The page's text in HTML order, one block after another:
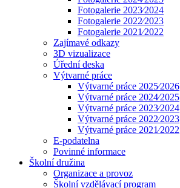
Fotogalerie 2023⁄2024
Fotogalerie 2022⁄2023
Fotogalerie 2021⁄2022
Zajímavé odkazy
3D vizualizace
Úřední deska
Výtvarné práce
Výtvarné práce 2025⁄2026
Výtvarné práce 2024⁄2025
Výtvarné práce 2023⁄2024
Výtvarné práce 2022⁄2023
Výtvarné práce 2021⁄2022
E-podatelna
Povinné informace
Školní družina
Organizace a provoz
Školní vzdělávací program